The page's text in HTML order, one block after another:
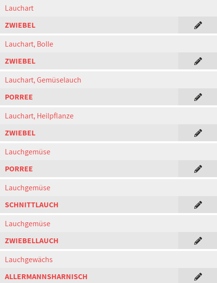
Lauchart
ZWIEBEL
Lauchart, Bolle
ZWIEBEL
Lauchart, Gemüselauch
PORREE
Lauchart, Heilpflanze
ZWIEBEL
Lauchgemüse
PORREE
Lauchgemüse
SCHNITTLAUCH
Lauchgemüse
ZWIEBELLAUCH
Lauchgewächs
ALLERMANNSHARNISCH